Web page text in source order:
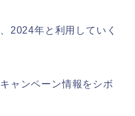
2024年と利用していく
ャンペーン情報をシボ